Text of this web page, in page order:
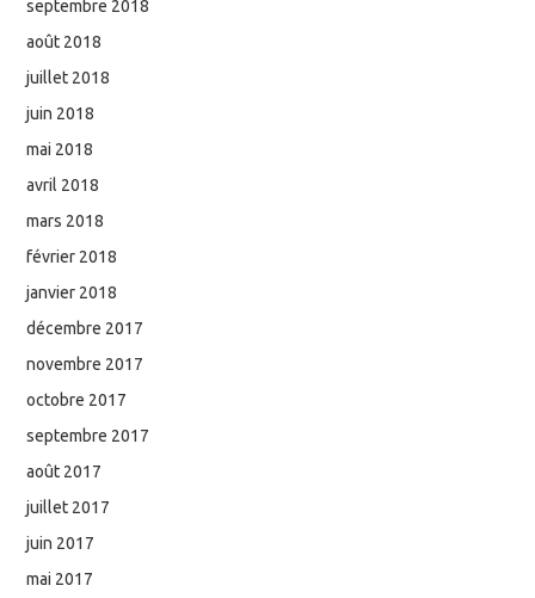
septembre 2018
août 2018
juillet 2018
juin 2018
mai 2018
avril 2018
mars 2018
février 2018
janvier 2018
décembre 2017
novembre 2017
octobre 2017
septembre 2017
août 2017
juillet 2017
juin 2017
mai 2017